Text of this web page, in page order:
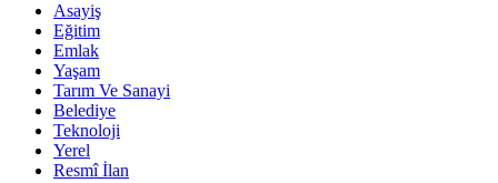
Asayiş
Eğitim
Emlak
Yaşam
Tarım Ve Sanayi
Belediye
Teknoloji
Yerel
Resmî İlan